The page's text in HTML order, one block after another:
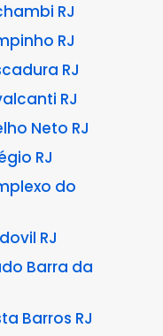
RJ
RJ
RJ
RJ
Neto RJ
RJ
do
RJ
Barra da
Barros RJ